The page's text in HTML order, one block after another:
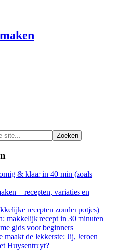
& klaar in 40 min (zoals
– recepten, variaties en
recepten zonder potjes)
makkelijk recept in 30 minuten
gids voor beginners
maakt de lekkerste: Jij, Jeroen
Huysentruyt?